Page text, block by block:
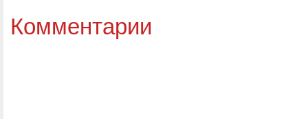
Комментарии